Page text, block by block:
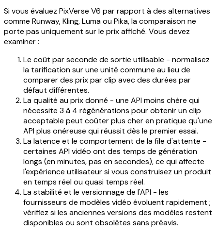
Si vous évaluez PixVerse V6 par rapport à des alternatives
comme Runway, Kling, Luma ou Pika, la comparaison ne
porte pas uniquement sur le prix affiché. Vous devez
examiner :
Le coût par seconde de sortie utilisable - normalisez
la tarification sur une unité commune au lieu de
comparer des prix par clip avec des durées par
défaut différentes.
La qualité au prix donné - une API moins chère qui
nécessite 3 à 4 régénérations pour obtenir un clip
acceptable peut coûter plus cher en pratique qu'une
API plus onéreuse qui réussit dès le premier essai.
La latence et le comportement de la file d'attente -
certaines API vidéo ont des temps de génération
longs (en minutes, pas en secondes), ce qui affecte
l'expérience utilisateur si vous construisez un produit
en temps réel ou quasi temps réel.
La stabilité et le versionnage de l'API - les
fournisseurs de modèles vidéo évoluent rapidement ;
vérifiez si les anciennes versions des modèles restent
disponibles ou sont obsolètes sans préavis.